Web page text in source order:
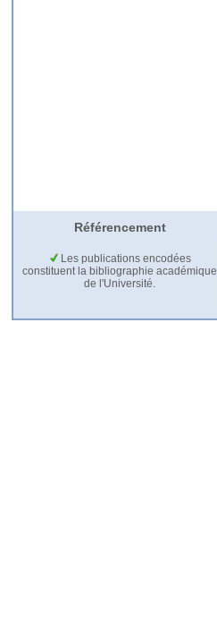
Référencement
Les publications encodées
constituent la bibliographie académique
de l'Université.